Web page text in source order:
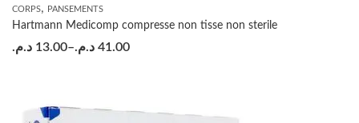
CORPS, PANSEMENTS
Hartmann Medicomp compresse non tisse non sterile
13.00 د.م. – 41.00 د.م.